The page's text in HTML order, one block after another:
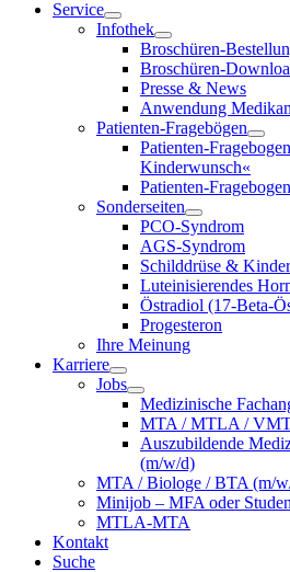
Service
Infothek
Broschüren-
Broschüren-
Presse & News
Anwendung
Patienten-Fragebögen
Patienten-
Kinderwunsch«
Patienten-
Sonderseiten
PCO-Syndrom
AGS-Syndrom
Schilddrüse &
Luteinisierendes
Östradiol (17-Beta-
Progesteron
Ihre Meinung
Karriere
Jobs
Medizinische
MTA / MTLA /
Auszubildende
(m/w/d)
MTA / Biologe / BTA (m/
Minijob – MFA oder
MTLA-MTA
Kontakt
Suche